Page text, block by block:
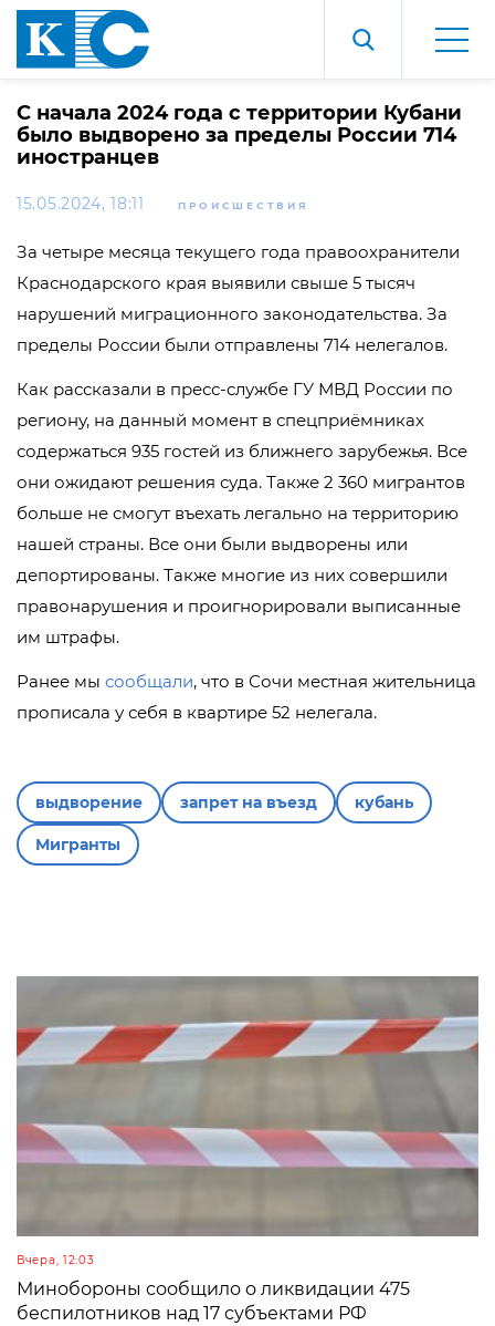
С начала 2024 года с территории Кубани
было выдворено за пределы России 714
иностранцев
15.05.2024, 18:11 ПРОИСШЕСТВИЯ
За четыре месяца текущего года правоохранители
Краснодарского края выявили свыше 5 тысяч
нарушений миграционного законодательства. За
пределы России были отправлены 714 нелегалов.
Как рассказали в пресс-службе ГУ МВД России по
региону, на данный момент в спецприёмниках
содержаться 935 гостей из ближнего зарубежья. Все
они ожидают решения суда. Также 2 360 мигрантов
больше не смогут въехать легально на территорию
нашей страны. Все они были выдворены или
депортированы. Также многие из них совершили
правонарушения и проигнорировали выписанные
им штрафы.
Ранее мы сообщали, что в Сочи местная жительница
прописала у себя в квартире 52 нелегала.
выдворение запрет на въезд кубань
Мигранты
Вчера, 12:03
Минобороны сообщило о ликвидации 475
беспилотников над 17 субъектами РФ